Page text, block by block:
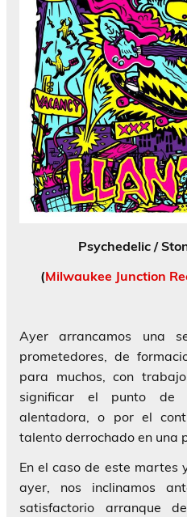
Psychedelic /
(Milwaukee Junction
Ayer arrancamos una
prometedores, de
para muchos, con
significar el punto de
alentadora, o por el
talento derrochado en una
En el caso de este martes
ayer, nos inclinamos
satisfactorio arranque